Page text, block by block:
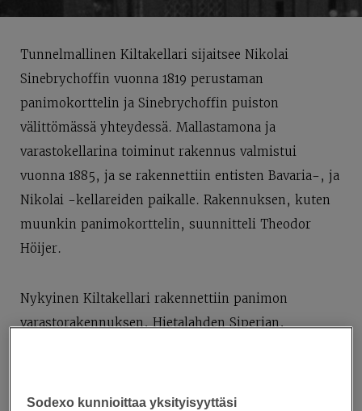
Tunnelmallinen Kiltakellari sijaitsee Nikolai
Sinebrychoffin vuonna 1819 perustaman
panimokorttelin ja Sinebrychoffin puiston
välittömässä yhteydessä. Mallastamona ja
varastokellarina toiminut rakennus valmistui
vuonna 1885, ja se rakennettiin entisten Bavaria-, ja
Nikolai -kellareiden paikalle. Rakennuksen, kuten
muunkin panimokorttelin, suunnitteli Theodor
Höijer.
Nykyinen Kiltakellari rakennettiin panimon
varastorakennuksen, Hietalahden Siperian,
vesijohtoputki ylsi viimein Hietalahteen asti
Sodexo kunnioittaa yksityisyyttäsi